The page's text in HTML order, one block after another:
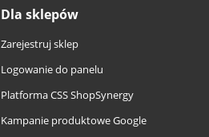
Dla sklepów
Zarejestruj sklep
Logowanie do panelu
Platforma CSS ShopSynergy
Kampanie produktowe Google